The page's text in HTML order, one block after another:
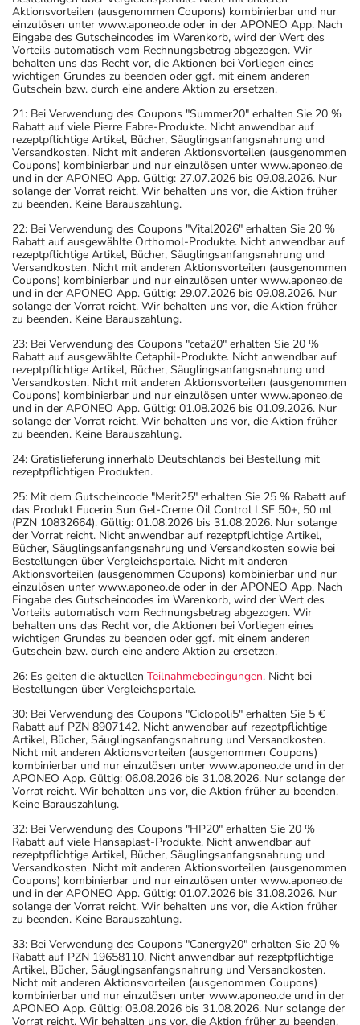
Aktionsvorteilen (ausgenommen Coupons) kombinierbar und nur
einzulösen unter www.aponeo.de oder in der APONEO App. Nach
Eingabe des Gutscheincodes im Warenkorb, wird der Wert des
Vorteils automatisch vom Rechnungsbetrag abgezogen. Wir
behalten uns das Recht vor, die Aktionen bei Vorliegen eines
wichtigen Grundes zu beenden oder ggf. mit einem anderen
Gutschein bzw. durch eine andere Aktion zu ersetzen.
21: Bei Verwendung des Coupons "Summer20" erhalten Sie 20 %
Rabatt auf viele Pierre Fabre-Produkte. Nicht anwendbar auf
rezeptpflichtige Artikel, Bücher, Säuglingsanfangsnahrung und
Versandkosten. Nicht mit anderen Aktionsvorteilen (ausgenommen
Coupons) kombinierbar und nur einzulösen unter www.aponeo.de
und in der APONEO App. Gültig: 27.07.2026 bis 09.08.2026. Nur
solange der Vorrat reicht. Wir behalten uns vor, die Aktion früher
zu beenden. Keine Barauszahlung.
22: Bei Verwendung des Coupons "Vital2026" erhalten Sie 20 %
Rabatt auf ausgewählte Orthomol-Produkte. Nicht anwendbar auf
rezeptpflichtige Artikel, Bücher, Säuglingsanfangsnahrung und
Versandkosten. Nicht mit anderen Aktionsvorteilen (ausgenommen
Coupons) kombinierbar und nur einzulösen unter www.aponeo.de
und in der APONEO App. Gültig: 29.07.2026 bis 09.08.2026. Nur
solange der Vorrat reicht. Wir behalten uns vor, die Aktion früher
zu beenden. Keine Barauszahlung.
23: Bei Verwendung des Coupons "ceta20" erhalten Sie 20 %
Rabatt auf ausgewählte Cetaphil-Produkte. Nicht anwendbar auf
rezeptpflichtige Artikel, Bücher, Säuglingsanfangsnahrung und
Versandkosten. Nicht mit anderen Aktionsvorteilen (ausgenommen
Coupons) kombinierbar und nur einzulösen unter www.aponeo.de
und in der APONEO App. Gültig: 01.08.2026 bis 01.09.2026. Nur
solange der Vorrat reicht. Wir behalten uns vor, die Aktion früher
zu beenden. Keine Barauszahlung.
24: Gratislieferung innerhalb Deutschlands bei Bestellung mit
rezeptpflichtigen Produkten.
25: Mit dem Gutscheincode "Merit25" erhalten Sie 25 % Rabatt auf
das Produkt Eucerin Sun Gel-Creme Oil Control LSF 50+, 50 ml
(PZN 10832664). Gültig: 01.08.2026 bis 31.08.2026. Nur solange
der Vorrat reicht. Nicht anwendbar auf rezeptpflichtige Artikel,
Bücher, Säuglingsanfangsnahrung und Versandkosten sowie bei
Bestellungen über Vergleichsportale. Nicht mit anderen
Aktionsvorteilen (ausgenommen Coupons) kombinierbar und nur
einzulösen unter www.aponeo.de oder in der APONEO App. Nach
Eingabe des Gutscheincodes im Warenkorb, wird der Wert des
Vorteils automatisch vom Rechnungsbetrag abgezogen. Wir
behalten uns das Recht vor, die Aktionen bei Vorliegen eines
wichtigen Grundes zu beenden oder ggf. mit einem anderen
Gutschein bzw. durch eine andere Aktion zu ersetzen.
26: Es gelten die aktuellen Teilnahmebedingungen. Nicht bei
Bestellungen über Vergleichsportale.
30: Bei Verwendung des Coupons "Ciclopoli5" erhalten Sie 5 €
Rabatt auf PZN 8907142. Nicht anwendbar auf rezeptpflichtige
Artikel, Bücher, Säuglingsanfangsnahrung und Versandkosten.
Nicht mit anderen Aktionsvorteilen (ausgenommen Coupons)
kombinierbar und nur einzulösen unter www.aponeo.de und in der
APONEO App. Gültig: 06.08.2026 bis 31.08.2026. Nur solange der
Vorrat reicht. Wir behalten uns vor, die Aktion früher zu beenden.
Keine Barauszahlung.
32: Bei Verwendung des Coupons "HP20" erhalten Sie 20 %
Rabatt auf viele Hansaplast-Produkte. Nicht anwendbar auf
rezeptpflichtige Artikel, Bücher, Säuglingsanfangsnahrung und
Versandkosten. Nicht mit anderen Aktionsvorteilen (ausgenommen
Coupons) kombinierbar und nur einzulösen unter www.aponeo.de
und in der APONEO App. Gültig: 01.07.2026 bis 31.08.2026. Nur
solange der Vorrat reicht. Wir behalten uns vor, die Aktion früher
zu beenden. Keine Barauszahlung.
33: Bei Verwendung des Coupons "Canergy20" erhalten Sie 20 %
Rabatt auf PZN 19658110. Nicht anwendbar auf rezeptpflichtige
Artikel, Bücher, Säuglingsanfangsnahrung und Versandkosten.
Nicht mit anderen Aktionsvorteilen (ausgenommen Coupons)
kombinierbar und nur einzulösen unter www.aponeo.de und in der
APONEO App. Gültig: 03.08.2026 bis 31.08.2026. Nur solange der
Vorrat reicht. Wir behalten uns vor, die Aktion früher zu beenden.